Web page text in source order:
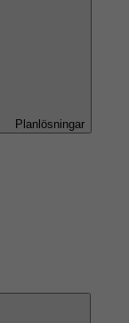
Planlösningar